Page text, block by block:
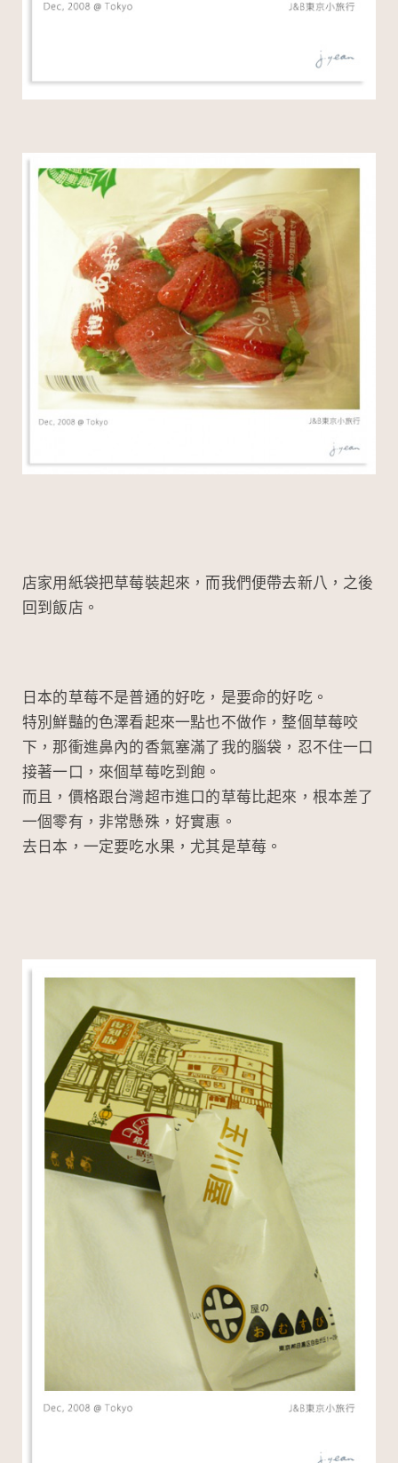
店家用紙袋把草莓裝起來，而我們便帶去新八，之後
回到飯店。
日本的草莓不是普通的好吃，是要命的好吃。
特別鮮豔的色澤看起來一點也不做作，整個草莓咬
下，那衝進鼻內的香氣塞滿了我的腦袋，忍不住一口
接著一口，來個草莓吃到飽。
而且，價格跟台灣超市進口的草莓比起來，根本差了
一個零有，非常懸殊，好實惠。
去日本，一定要吃水果，尤其是草莓。